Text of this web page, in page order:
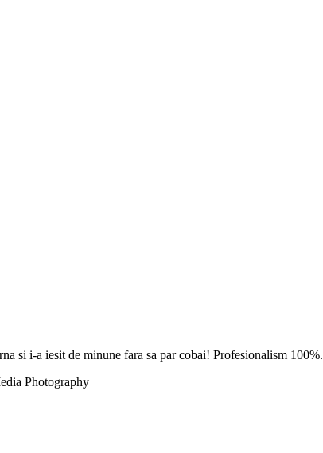
si i-a iesit de minune fara sa par cobai! Profesionalism 100%.
Photography